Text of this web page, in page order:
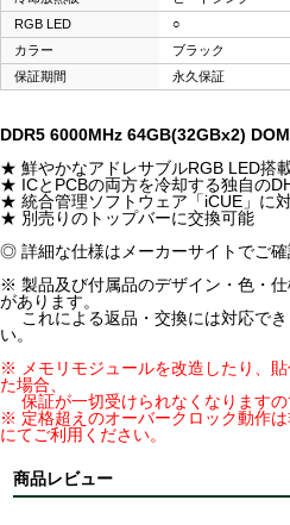
RGB LED
○
カラー
ブラック
保証期間
永久保証
DDR5 6000MHz 64GB(32GBx2)
★ 鮮やかなアドレサブルRGB LED搭
★ ICとPCBの両方を冷却する独自の
★ 統合管理ソフトウェア「iCUE」に
★ 別売りのトップバーに交換可能
◎ 詳細な仕様はメーカーサイトでご確
※ 製品及び付属品のデザイン・色・
があります。
これによる返品・交換には対応でき
い。
※ メモリモジュールを改造したり、
た場合、
保証が一切受けられなくなりますの
※ 定格超えのオーバークロック動作
にてご利用ください。
商品レビュー